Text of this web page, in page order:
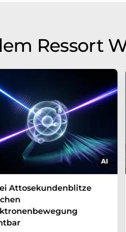
Ressort
Attosekundenblitze